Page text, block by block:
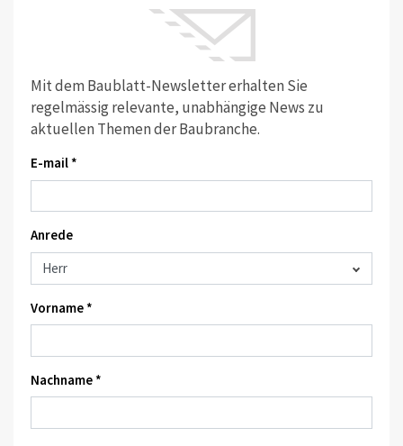
Mit dem Baublatt-Newsletter erhalten Sie
regelmässig relevante, unabhängige News zu
aktuellen Themen der Baubranche.
E-mail *
Anrede
Vorname *
Nachname *